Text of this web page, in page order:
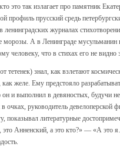
это так излагает про памятник
профиль прусский средь
ленинградских журналах
морозы. А в Ленинграде
человеку, что в стихах его не видно
тетенек) знал, как взлетают
как желе. Ему предстояло
он и выполнил в девяностых, будучи
очках, руководитель девелоперской
литературные
это Анненский, а это кто?» — «А